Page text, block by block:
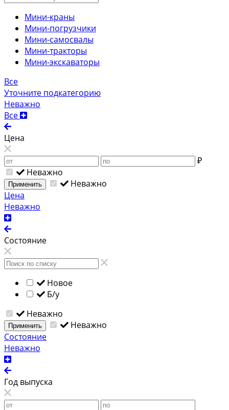
Мини-краны
Мини-погрузчики
Мини-самосвалы
Мини-тракторы
Мини-экскаваторы
Все
Уточните подкатегорию
Неважно
Все
Цена
₽
Неважно
Применить
Неважно
Цена
Неважно
Состояние
Новое
Б/у
Неважно
Применить
Неважно
Состояние
Неважно
Год выпуска